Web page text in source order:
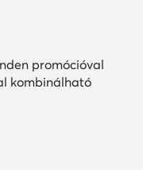
promócióval
kombinálható